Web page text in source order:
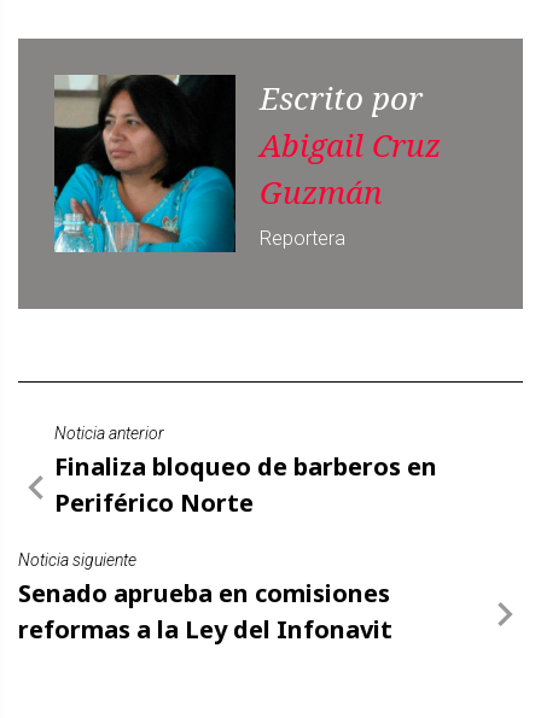
Escrito por
Abigail Cruz
Guzmán
Reportera
Noticia anterior
Finaliza bloqueo de barberos en
Periférico Norte
Noticia siguiente
Senado aprueba en comisiones
reformas a la Ley del Infonavit